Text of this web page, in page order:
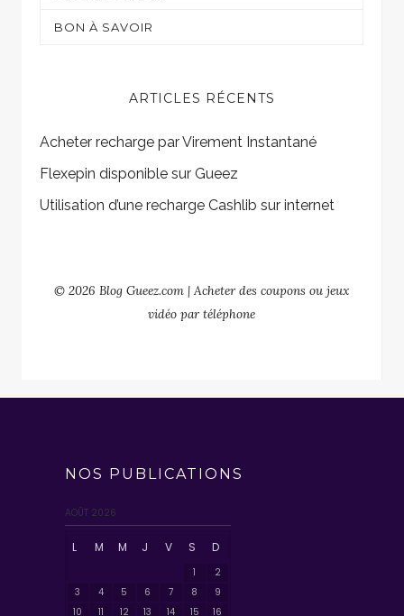
Sur mon écran
BON À SAVOIR
ARTICLES RÉCENTS
Acheter recharge par Virement Instantané
Flexepin disponible sur Gueez
Utilisation d’une recharge Cashlib sur internet
© 2026 Blog Gueez.com | Acheter des coupons ou jeux
vidéo par téléphone
NOS PUBLICATIONS
AOÛT 2026
L M M J V S D
1
2
3
4 5 6 7 8
9
10
11 12 13 14 15 16